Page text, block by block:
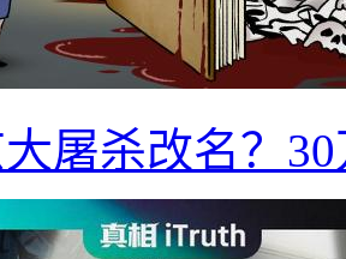
屠杀改名？